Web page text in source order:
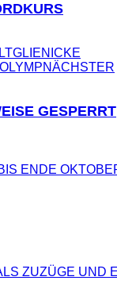
NÄCHSTER
GESPERRT